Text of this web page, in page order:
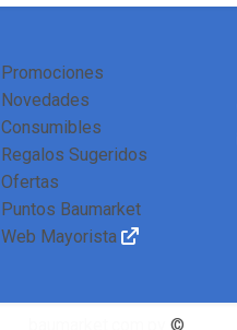
Promociones
Novedades
Consumibles
Regalos Sugeridos
Ofertas
Puntos Baumarket
Web Mayorista
©